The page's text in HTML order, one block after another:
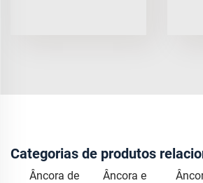
Categorias de produtos
Âncora de
Âncora e